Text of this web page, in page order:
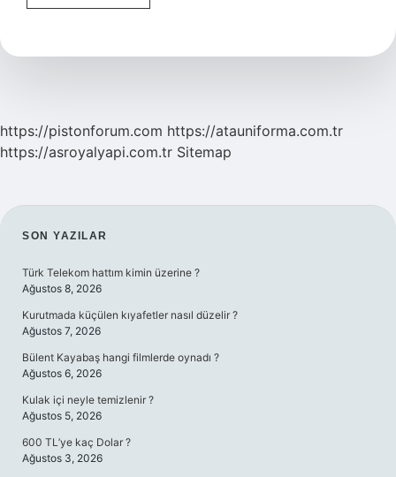
Telekom
1000
Tl
Nasıl
https://pistonforum.com https://atauniforma.com.tr
https://asroyalyapi.com.tr Sitemap
SIDEBAR
SON YAZILAR
Türk Telekom hattım kimin üzerine ?
Ağustos 8, 2026
Kurutmada küçülen kıyafetler nasıl düzelir ?
Ağustos 7, 2026
Bülent Kayabaş hangi filmlerde oynadı ?
Ağustos 6, 2026
Kulak içi neyle temizlenir ?
Ağustos 5, 2026
600 TL’ye kaç Dolar ?
Ağustos 3, 2026